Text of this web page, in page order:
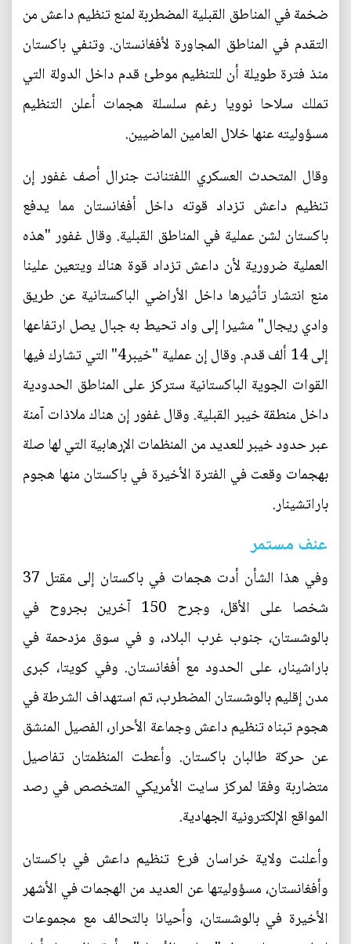
ضخمة في المناطق القبلية المضطربة لمنع تنظيم داعش من
التقدم في المناطق المجاورة لأفغانستان. وتنفي باكستان
منذ فترة طويلة أن للتنظيم موطئ قدم داخل الدولة التي
تملك سلاحا نوويا رغم سلسلة هجمات أعلن التنظيم
مسؤوليته عنها خلال العامين الماضيين.
وقال المتحدث العسكري اللفتنانت جنرال أصف غفور إن
تنظيم داعش تزداد قوته داخل أفغانستان مما يدفع
باكستان لشن عملية في المناطق القبلية. وقال غفور "هذه
العملية ضرورية لأن داعش تزداد قوة هناك ويتعين علينا
منع انتشار تأثيرها داخل الأراضي الباكستانية عن طريق
وادي ريجال" مشيرا إلى واد تحيط به جبال يصل ارتفاعها
إلى 14 ألف قدم. وقال إن عملية "خيبر4" التي تشارك فيها
القوات الجوية الباكستانية ستركز على المناطق الحدودية
داخل منطقة خيبر القبلية. وقال غفور إن هناك ملاذات آمنة
عبر حدود خيبر للعديد من المنظمات الإرهابية التي لها صلة
بهجمات وقعت في الفترة الأخيرة في باكستان منها هجوم
باراتشينار.
عنف مستمر
وفي هذا الشأن أدت هجمات في باكستان إلى مقتل 37
شخصا على الأقل، وجرح 150 آخرين بجروح في
بالوشستان، جنوب غرب البلاد، و في سوق مزدحمة في
باراشينار، على الحدود مع أفغانستان. وفي كويتا، كبرى
مدن إقليم بالوشستان المضطرب، تم استهداف الشرطة في
هجوم تبناه تنظيم داعش وجماعة الأحرار، الفصيل المنشق
عن حركة طالبان باكستان. وأعطت المنظمتان تفاصيل
متضاربة وفقا لمركز سايت الأمريكي المتخصص في رصد
المواقع الإلكترونية الجهادية.
وأعلنت ولاية خراسان فرع تنظيم داعش في باكستان
وأفغانستان، مسؤوليتها عن العديد من الهجمات في الأشهر
الأخيرة في بالوشستان، وأحيانا بالتحالف مع مجموعات